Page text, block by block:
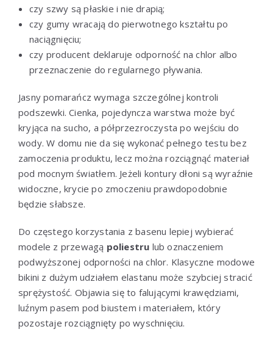
czy szwy są płaskie i nie drapią;
czy gumy wracają do pierwotnego kształtu po
naciągnięciu;
czy producent deklaruje odporność na chlor albo
przeznaczenie do regularnego pływania.
Jasny pomarańcz wymaga szczególnej kontroli
podszewki. Cienka, pojedyncza warstwa może być
kryjąca na sucho, a półprzezroczysta po wejściu do
wody. W domu nie da się wykonać pełnego testu bez
zamoczenia produktu, lecz można rozciągnąć materiał
pod mocnym światłem. Jeżeli kontury dłoni są wyraźnie
widoczne, krycie po zmoczeniu prawdopodobnie
będzie słabsze.
Do częstego korzystania z basenu lepiej wybierać
modele z przewagą poliestru lub oznaczeniem
podwyższonej odporności na chlor. Klasyczne modowe
bikini z dużym udziałem elastanu może szybciej stracić
sprężystość. Objawia się to falującymi krawędziami,
luźnym pasem pod biustem i materiałem, który
pozostaje rozciągnięty po wyschnięciu.